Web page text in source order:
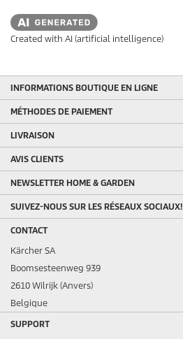
Created with AI (artificial intelligence)
INFORMATIONS BOUTIQUE EN LIGNE
MÉTHODES DE PAIEMENT
LIVRAISON
AVIS CLIENTS
NEWSLETTER HOME & GARDEN
SUIVEZ-NOUS SUR LES RÉSEAUX SOCIAUX!
CONTACT
Kärcher SA
Boomsesteenweg 939
2610 Wilrijk (Anvers)
Belgique
SUPPORT